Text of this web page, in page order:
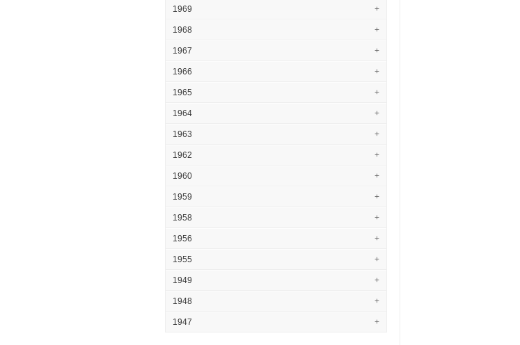
1969 +
1968 +
1967 +
1966 +
1965 +
1964 +
1963 +
1962 +
1960 +
1959 +
1958 +
1956 +
1955 +
1949 +
1948 +
1947 +